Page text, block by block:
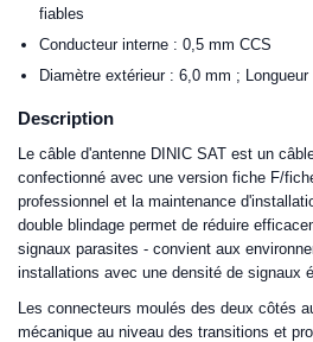
fiables
Conducteur interne : 0,5 mm CCS
Diamètre extérieur : 6,0 mm ;
Description
Le câble d'antenne DINIC SAT est un
confectionné avec une version fiche F/
professionnel et la maintenance
double blindage permet de réduire
signaux parasites - convient aux
installations avec une densité de signaux
Les connecteurs moulés des deux côtés
mécanique au niveau des transitions et